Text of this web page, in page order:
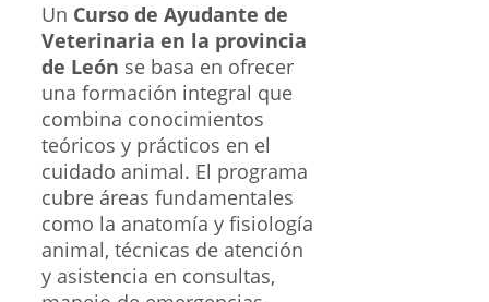
Un Curso de Ayudante de
Veterinaria en la provincia
de León se basa en ofrecer
una formación integral que
combina conocimientos
teóricos y prácticos en el
cuidado animal. El programa
cubre áreas fundamentales
como la anatomía y fisiología
animal, técnicas de atención
y asistencia en consultas,